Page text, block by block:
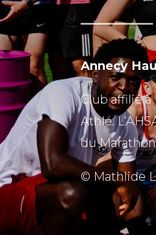
Annecy
Club affilié
Athlé.
du
©Mathlide